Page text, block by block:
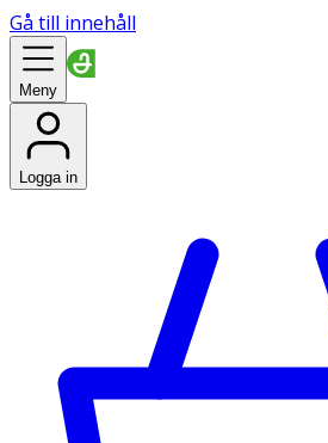
Gå till innehåll
Meny
Logga in